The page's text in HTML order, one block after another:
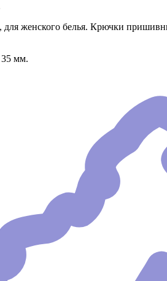
для женского белья. Крючки
35 мм.